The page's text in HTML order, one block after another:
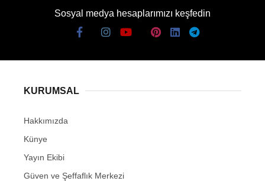
Sosyal medya hesaplarımızı keşfedin
KURUMSAL
Hakkımızda
Künye
Yayın Ekibi
Güven ve Şeffaflık Merkezi